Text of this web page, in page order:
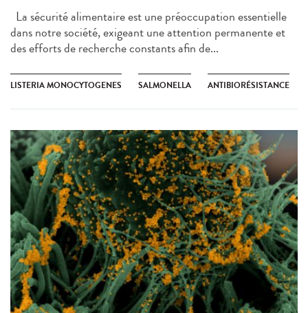
La sécurité alimentaire est une préoccupation essentielle
dans notre société, exigeant une attention permanente et
des efforts de recherche constants afin de...
LISTERIA MONOCYTOGENES SALMONELLA ANTIBIORÉSISTANCE